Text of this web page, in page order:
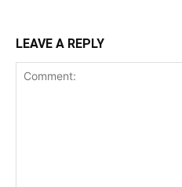
LEAVE A REPLY